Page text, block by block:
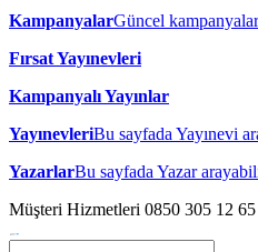
KampanyalarGüncel
Fırsat Yayınevleri
Kampanyalı Yayınlar
YayınevleriBu sayfada Yayınevi
YazarlarBu sayfada Yazar
Müşteri Hizmetleri 0850 305 12 65